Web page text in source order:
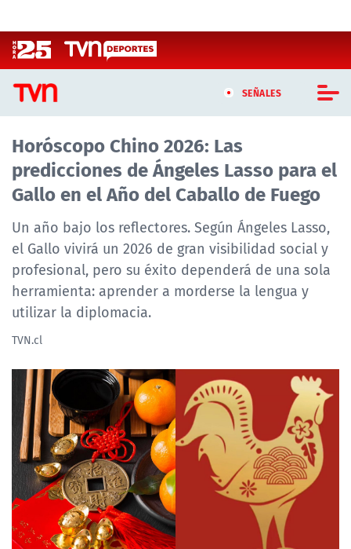
SEÑALES
CASTING MASTERCHEF CHILE
CASTING TVN VERTICAL
TVN VERTICAL
TVN PLAY
PROGRAMAS
TELESERIES
NTV
ACTUALIDAD Y TENDENCIAS
CORPORATIVO Y TRANSPARENCIA
CANAL DE DENUNCIAS
ÁREA DE PROYECTOS
Horóscopo Chino 2026: Las
predicciones de Ángeles Lasso para el
Gallo en el Año del Caballo de Fuego
Un año bajo los reflectores. Según Ángeles Lasso,
el Gallo vivirá un 2026 de gran visibilidad social y
profesional, pero su éxito dependerá de una sola
herramienta: aprender a morderse la lengua y
utilizar la diplomacia.
TVN.cl